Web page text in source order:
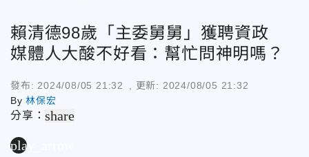
賴清德98歲「主委舅舅」獲聘資政
媒體人大酸不好看：幫忙問神明嗎？
發布: 2024/08/05 21:32 , 更新: 2024/08/05 21:32
By林保宏
分享：share
play_arrow